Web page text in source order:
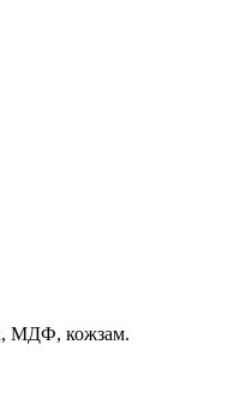
МДФ, кожзам.